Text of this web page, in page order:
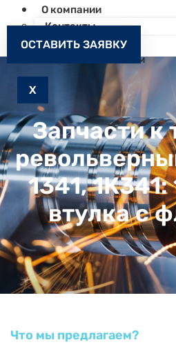
О компании
Контакты
Как заказать
Запчасти к станкам
X
ОСТАВИТЬ ЗАЯВКУ
Запчасти к
1341,
втулка с
Что мы предлагаем?